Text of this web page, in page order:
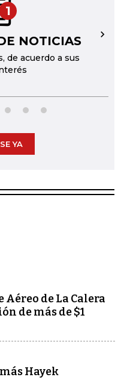
1
NOTICIAS
de acuerdo a sus
→
YA
Aéreo de La Calera
de más de $1
Hayek